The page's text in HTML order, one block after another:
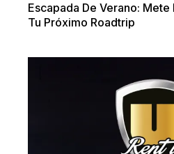
Escapada De Verano: Mete
Tu Próximo Roadtrip